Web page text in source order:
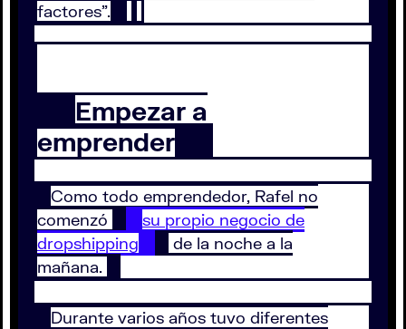
factores”.
Empezar a
emprender
Como todo emprendedor, Rafel no
comenzó
su propio negocio de
dropshipping
de la noche a la
mañana.
Durante varios años tuvo diferentes